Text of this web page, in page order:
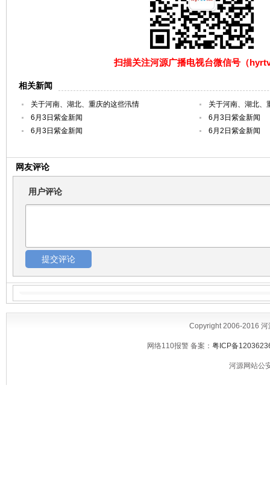
扫描关注河源广播电视台微信号（
相关新闻
关于河南、湖北、重庆的这些汛情
关于河南、湖北、
6月3日紫金新闻
6月3日紫金新闻
6月3日紫金新闻
6月2日紫金新闻
网友评论
用户评论
Copyright 2006-2016
网络110报警 备案： 粤ICP备
河源网站公